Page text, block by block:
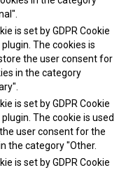
is set by GDPR Cookie
The cookies is
the user consent for
in the category
is set by GDPR Cookie
The cookie is used
user consent for the
the category "Other.
is set by GDPR Cookie